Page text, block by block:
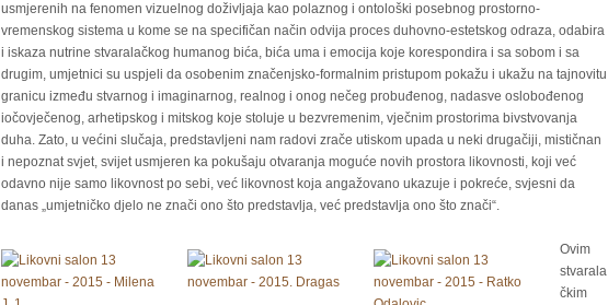
usmjerenih na fenomen vizuelnog doživljaja kao polaznog i ontološki posebnog prostorno-
vremenskog sistema u kome se na specifičan način odvija proces duhovno-estetskog odraza, odabira
i iskaza nutrine stvaralačkog humanog bića, bića uma i emocija koje korespondira i sa sobom i sa
drugim, umjetnici su uspjeli da osobenim značenjsko-formalnim pristupom pokažu i ukažu na tajnovitu
granicu između stvarnog i imaginarnog, realnog i onog nečeg probuđenog, nadasve oslobođenog
iočovječenog, arhetipskog i mitskog koje stoluje u bezvremenim, vječnim prostorima bivstvovanja
duha. Zato, u većini slučaja, predstavljeni nam radovi zrače utiskom upada u neki drugačiji, mističnan
i nepoznat svjet, svijet usmjeren ka pokušaju otvaranja moguće novih prostora likovnosti, koji već
odavno nije samo likovnost po sebi, već likovnost koja angažovano ukazuje i pokreće, svjesni da
danas „umjetničko djelo ne znači ono što predstavlja, već predstavlja ono što znači“.
Ovim
stvarala
čkim